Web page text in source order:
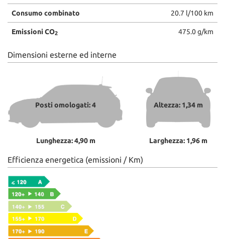
Consumo combinato 20.7 l/100 km
Emissioni CO2 475.0 g/km
Dimensioni esterne ed interne
Posti omologati: 4
Lunghezza: 4,90 m
Altezza: 1,34 m
Larghezza: 1,96 m
Efficienza energetica (emissioni / Km)